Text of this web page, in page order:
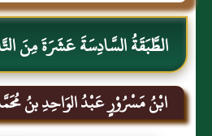
الطَّبَقَةُ السَّادِسَةَ عَشَرَةَ مِنَ
ابْنُ مَسْرُوْرٍ عَبْدُ الوَاحِدِ بنُ